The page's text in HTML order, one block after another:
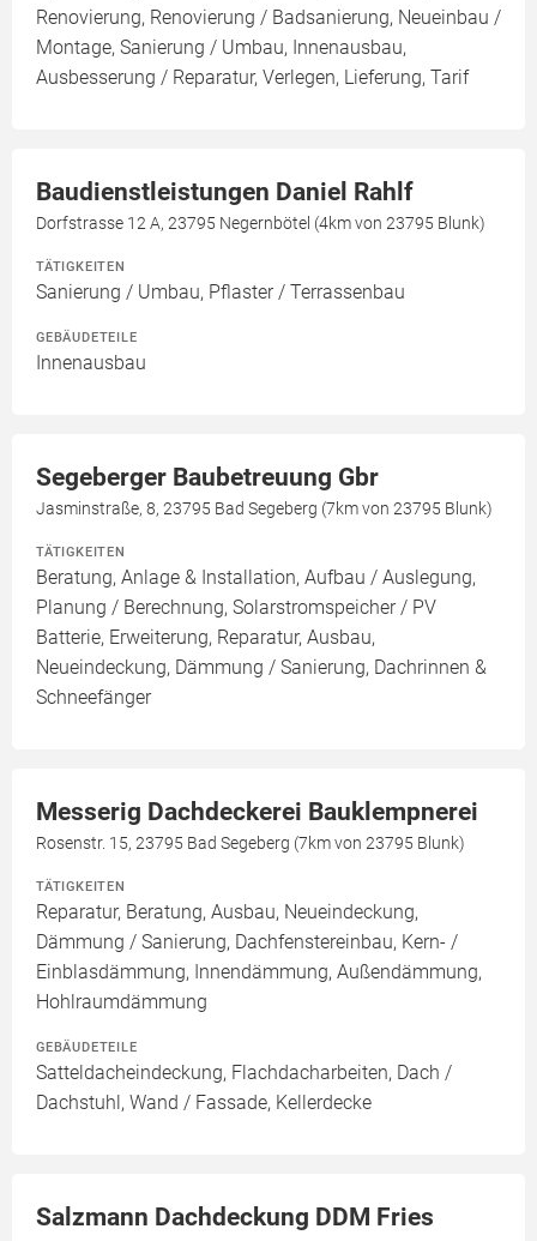
Renovierung, Renovierung / Badsanierung, Neueinbau /
Montage, Sanierung / Umbau, Innenausbau,
Ausbesserung / Reparatur, Verlegen, Lieferung, Tarif
Baudienstleistungen Daniel Rahlf
Dorfstrasse 12 A, 23795 Negernbötel (4km von 23795 Blunk)
TÄTIGKEITEN
Sanierung / Umbau, Pflaster / Terrassenbau
GEBÄUDETEILE
Innenausbau
Segeberger Baubetreuung Gbr
Jasminstraße, 8, 23795 Bad Segeberg (7km von 23795 Blunk)
TÄTIGKEITEN
Beratung, Anlage & Installation, Aufbau / Auslegung,
Planung / Berechnung, Solarstromspeicher / PV
Batterie, Erweiterung, Reparatur, Ausbau,
Neueindeckung, Dämmung / Sanierung, Dachrinnen &
Schneefänger
Messerig Dachdeckerei Bauklempnerei
Rosenstr. 15, 23795 Bad Segeberg (7km von 23795 Blunk)
TÄTIGKEITEN
Reparatur, Beratung, Ausbau, Neueindeckung,
Dämmung / Sanierung, Dachfenstereinbau, Kern- /
Einblasdämmung, Innendämmung, Außendämmung,
Hohlraumdämmung
GEBÄUDETEILE
Satteldacheindeckung, Flachdacharbeiten, Dach /
Dachstuhl, Wand / Fassade, Kellerdecke
Salzmann Dachdeckung DDM Fries